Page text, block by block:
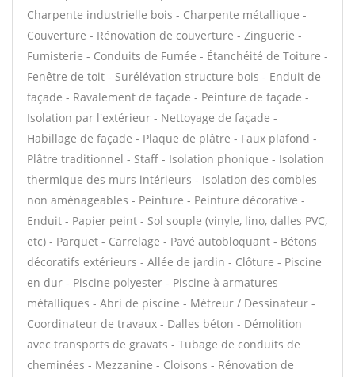
Charpente industrielle bois - Charpente métallique -
Couverture - Rénovation de couverture - Zinguerie -
Fumisterie - Conduits de Fumée - Étanchéité de Toiture -
Fenêtre de toit - Surélévation structure bois - Enduit de
façade - Ravalement de façade - Peinture de façade -
Isolation par l'extérieur - Nettoyage de façade -
Habillage de façade - Plaque de plâtre - Faux plafond -
Plâtre traditionnel - Staff - Isolation phonique - Isolation
thermique des murs intérieurs - Isolation des combles
non aménageables - Peinture - Peinture décorative -
Enduit - Papier peint - Sol souple (vinyle, lino, dalles PVC,
etc) - Parquet - Carrelage - Pavé autobloquant - Bétons
décoratifs extérieurs - Allée de jardin - Clôture - Piscine
en dur - Piscine polyester - Piscine à armatures
métalliques - Abri de piscine - Métreur / Dessinateur -
Coordinateur de travaux - Dalles béton - Démolition
avec transports de gravats - Tubage de conduits de
cheminées - Mezzanine - Cloisons - Rénovation de